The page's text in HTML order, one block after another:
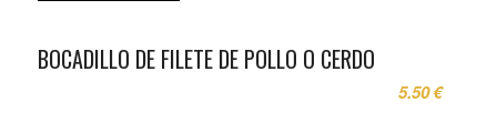
BOCADILLO DE FILETE DE POLLO O CERDO
5.50 €